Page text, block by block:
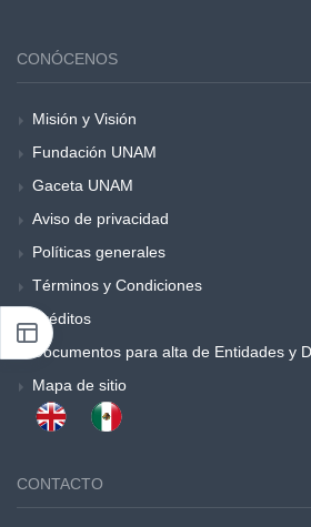
CONÓCENOS
Misión y Visión
Fundación UNAM
Gaceta UNAM
Aviso de privacidad
Políticas generales
Términos y Condiciones
Créditos
Documentos para alta de Entidades y
Mapa de sitio
CONTACTO